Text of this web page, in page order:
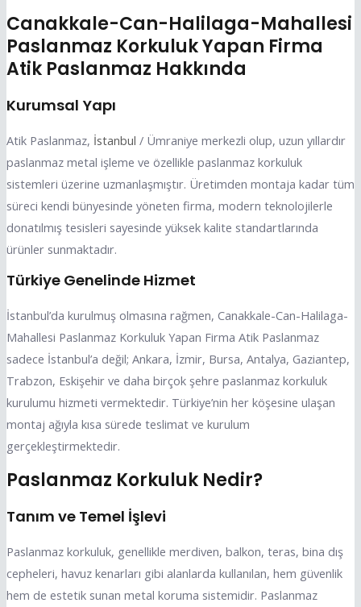
Canakkale-Can-Halilaga-Mahallesi
Paslanmaz Korkuluk Yapan Firma
Atik Paslanmaz Hakkında
Kurumsal Yapı
Atik Paslanmaz, İstanbul / Ümraniye merkezli olup, uzun yıllardır
paslanmaz metal işleme ve özellikle paslanmaz korkuluk
sistemleri üzerine uzmanlaşmıştır. Üretimden montaja kadar tüm
süreci kendi bünyesinde yöneten firma, modern teknolojilerle
donatılmış tesisleri sayesinde yüksek kalite standartlarında
ürünler sunmaktadır.
Türkiye Genelinde Hizmet
İstanbul’da kurulmuş olmasına rağmen, Canakkale-Can-Halilaga-
Mahallesi Paslanmaz Korkuluk Yapan Firma Atik Paslanmaz
sadece İstanbul’a değil; Ankara, İzmir, Bursa, Antalya, Gaziantep,
Trabzon, Eskişehir ve daha birçok şehre paslanmaz korkuluk
kurulumu hizmeti vermektedir. Türkiye’nin her köşesine ulaşan
montaj ağıyla kısa sürede teslimat ve kurulum
gerçekleştirmektedir.
Paslanmaz Korkuluk Nedir?
Tanım ve Temel İşlevi
Paslanmaz korkuluk, genellikle merdiven, balkon, teras, bina dış
cepheleri, havuz kenarları gibi alanlarda kullanılan, hem güvenlik
hem de estetik sunan metal koruma sistemidir. Paslanmaz